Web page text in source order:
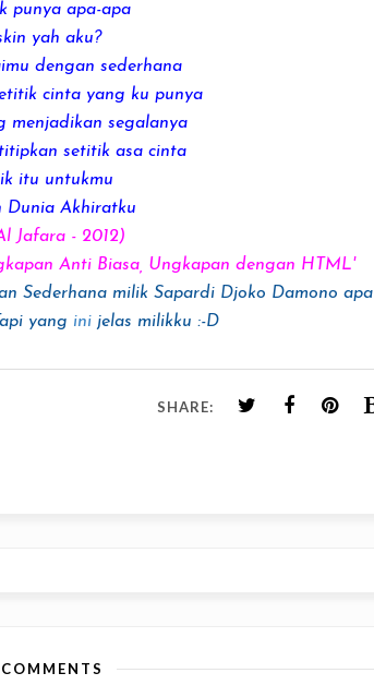
punya apa-apa
yah aku?
dengan sederhana
cintayang ku punya
menjadikan segalanya
setitik asa cinta
itu untukmu
Dunia Akhiratku
Jafara - 2012)
Anti Biasa , Ungkapan dengan HTML'
Sederhana milik Sapardi Djoko Damono apa
yang inijelas milikku :-D
SHARE: